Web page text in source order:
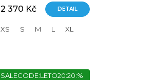
2 370 Kč DETAIL
XS S M L XL
SALECODE:LETO20:20:%